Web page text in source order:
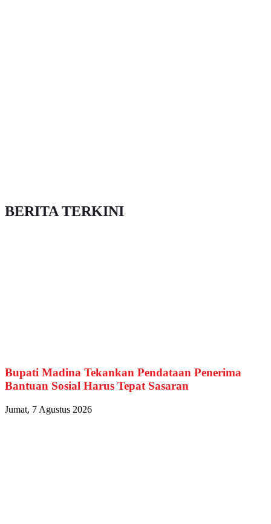
BERITA TERKINI
Bupati Madina Tekankan Pendataan Penerima
Bantuan Sosial Harus Tepat Sasaran
Jumat, 7 Agustus 2026